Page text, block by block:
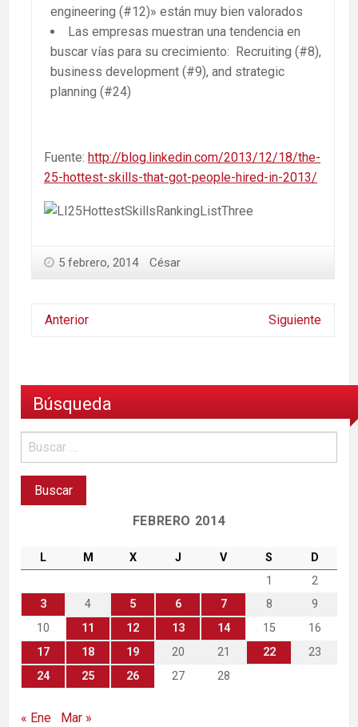
engineering (#12)» están muy bien valorados
Las empresas muestran una tendencia en
buscar vías para su crecimiento: Recruiting (#8),
business development (#9), and strategic
planning (#24)
Fuente: http://blog.linkedin.com/2013/12/18/the-
25-hottest-skills-that-got-people-hired-in-2013/
5 febrero, 2014 César
Anterior Siguiente
Búsqueda
FEBRERO 2014
L M X J V S
D
1
2
3
4 5 6 7 8
9
10
11 12 13 14 15
16
17
18 19 20 21 22
23
24
25 26 27 28
« Ene Mar »